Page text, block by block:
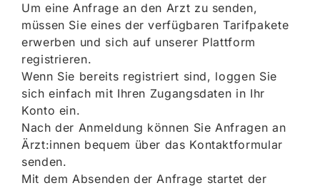
Um eine Anfrage an den Arzt zu senden,
müssen Sie eines der verfügbaren Tarifpakete
erwerben und sich auf unserer Plattform
registrieren.
Wenn Sie bereits registriert sind, loggen Sie
sich einfach mit Ihren Zugangsdaten in Ihr
Konto ein.
Nach der Anmeldung können Sie Anfragen an
Ärzt:innen bequem über das Kontaktformular
senden.
Mit dem Absenden der Anfrage startet der